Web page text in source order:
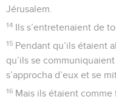
Jérusalem.
14 Ils s’entretenaient de
15 Pendant qu’ils étaient
qu’ils se
s’approcha d’eux et se
16 Mais ils étaient comme